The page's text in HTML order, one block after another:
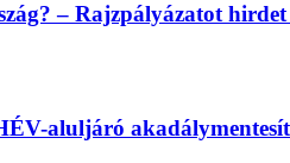
– Rajzpályázatot
aluljáró